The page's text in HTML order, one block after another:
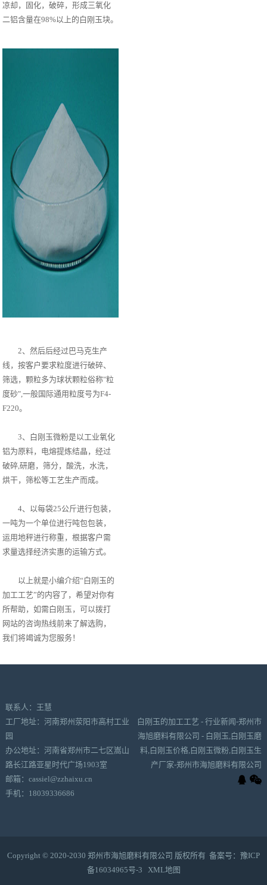
凉却，固化，破碎，形成三氧化
二铝含量在98%以上的白刚玉块。
2、然后后经过巴马克生产
线，按客户要求粒度进行破碎、
筛选，颗粒多为球状颗粒俗称"粒
度砂",一般国际通用粒度号为F4-
F220。
3、白刚玉微粉是以工业氧化
铝为原料，电熔提炼结晶，经过
破碎,研磨，筛分，酸洗，水洗，
烘干，筛松等工艺生产而成。
4、以每袋25公斤进行包装，
一吨为一个单位进行吨包包装，
运用地秤进行称重，根据客户需
求量选择经济实惠的运输方式。
以上就是小编介绍“白刚玉的
加工工艺”的内容了，希望对你有
所帮助，如需白刚玉，可以拨打
网站的咨询热线前来了解选购，
我们将竭诚为您服务！
联系人：王慧
工厂地址：河南郑州荥阳市高村工业
园
办公地址：河南省郑州市二七区嵩山
路长江路亚星时代广场1903室
邮箱：cassiel@zzhaixu.cn
手机：18039336686
白刚玉的加工工艺 - 行业新闻-郑州市
海旭磨料有限公司 - 白刚玉,白刚玉磨
料,白刚玉价格,白刚玉微粉,白刚玉生
产厂家-郑州市海旭磨料有限公司
Copyright © 2020-2030 郑州市海旭磨料有限公司 版权所有 备案号： 豫ICP
备16034965号-3
XML地图